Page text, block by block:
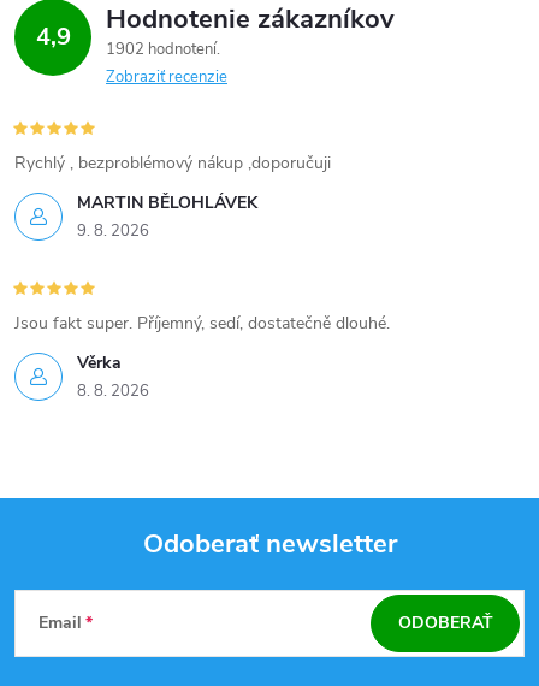
v
ý
p
i
s
u
4,9 Hodnotenie zákazníkov
1902 hodnotení
Zobraziť recenzie
MARTIN BĚLOHLÁVEK
9. 8. 2026
Rychlý , bezproblémový nákup ,doporučuji
Věrka
8. 8. 2026
Jsou fakt super. Příjemný, sedí, dostatečně dlouhé.
Z
á
Odoberať newsletter
Email ODOBERAŤ